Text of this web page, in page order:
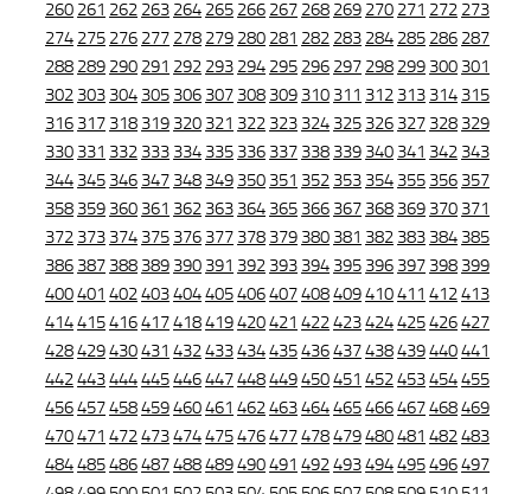
260 261 262 263 264 265 266 267 268 269 270 271 272 273
274 275 276 277 278 279 280 281 282 283 284 285 286 287
288 289 290 291 292 293 294 295 296 297 298 299 300 301
302 303 304 305 306 307 308 309 310 311 312 313 314 315
316 317 318 319 320 321 322 323 324 325 326 327 328 329
330 331 332 333 334 335 336 337 338 339 340 341 342 343
344 345 346 347 348 349 350 351 352 353 354 355 356 357
358 359 360 361 362 363 364 365 366 367 368 369 370 371
372 373 374 375 376 377 378 379 380 381 382 383 384 385
386 387 388 389 390 391 392 393 394 395 396 397 398 399
400401 402403404405406407408409410411 412413
414415416417418419420421 422423424425426427
428429430431 432433434435436437438439440441
442443444445446447448449450451 452453454455
456457458459460461 462463464465466467468469
470471 472473474475476477478479480481 482483
484485486487488489490491 492493494495496497